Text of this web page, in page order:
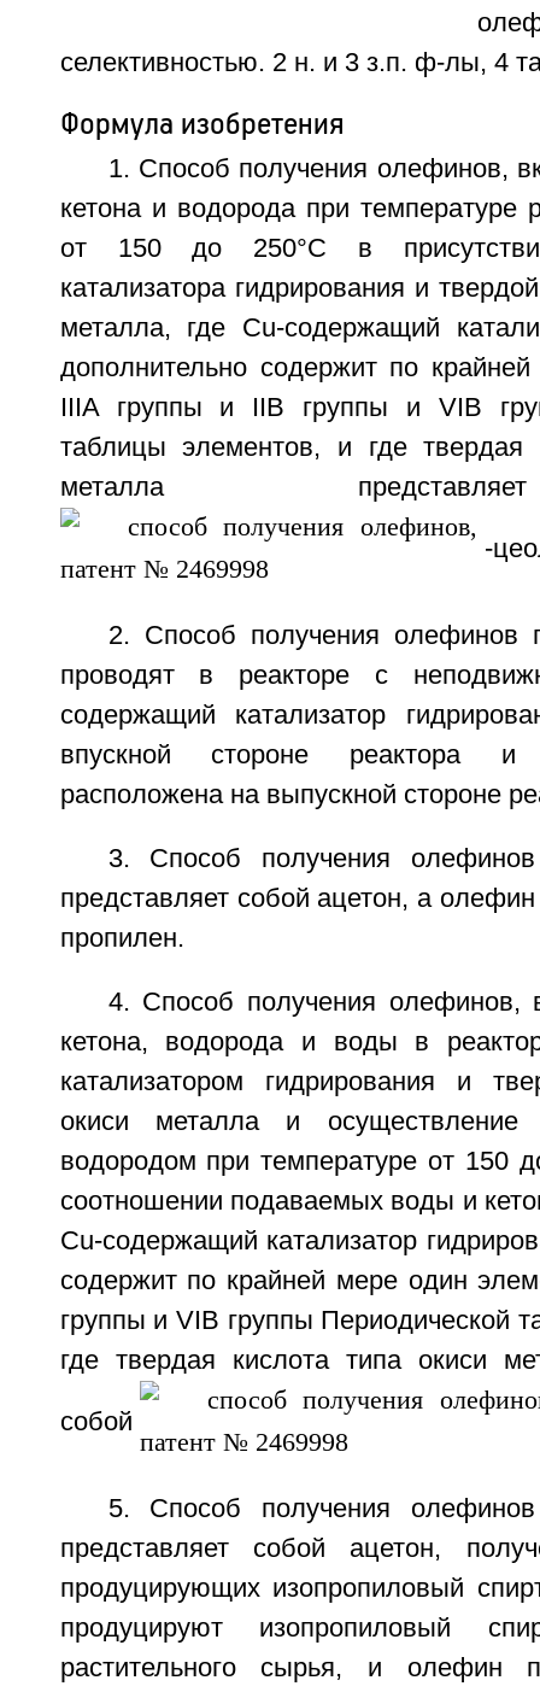
селективностью. 2 н. и 3 з.п. ф-лы, 4
Формула изобретения
1. Способ получения олефинов,
кетона и водорода при температуре
от 150 до 250°C в
катализатора гидрирования и
металла, где Cu-содержащий
дополнительно содержит по
IIIA группы и IIВ группы и VIB
таблицы элементов, и где твердая
металла
-
2. Способ получения олефинов
проводят в реакторе с
содержащий катализатор
впускной стороне реактора и
расположена на выпускной стороне
3. Способ получения
представляет собой ацетон, а
пропилен.
4. Способ получения олефинов,
кетона, водорода и воды в
катализатором гидрирования и
окиси металла и
водородом при температуре от 150
соотношении подаваемых воды и
Cu-содержащий катализатор
содержит по крайней мере один
группы и VIB группы Периодической
где твердая кислота типа окиси
собой
5. Способ получения
представляет собой ацетон,
продуцирующих изопропиловый
продуцируют изопропиловый
растительного сырья, и олефин